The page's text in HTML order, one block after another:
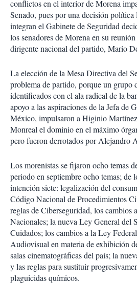
conflictos en el interior de Morena
Senado, pues por una decisión política
integran el Gabinete de Seguridad
los senadores de Morena en su
dirigente nacional del partido, Mario
La elección de la Mesa Directiva del
problema de partido, porque un grupo
identificados con el ala radical de la
apoyo a las aspiraciones de la Jefa de
México, impulsaron a Higinio
Monreal el dominio en el máximo
pero fueron derrotados por Alejandro
Los morenistas se fijaron ocho temas
periodo en septiembre ocho temas; de
intención siete: legalización del
Código Nacional de Procedimientos
reglas de Ciberseguridad, los cambios
Nacionales; la nueva Ley General del
Cuidados; los cambios a la Ley
Audiovisual en materia de exhibición
salas cinematográficas del país; la
y las reglas para sustituir
plaguicidas químicos.